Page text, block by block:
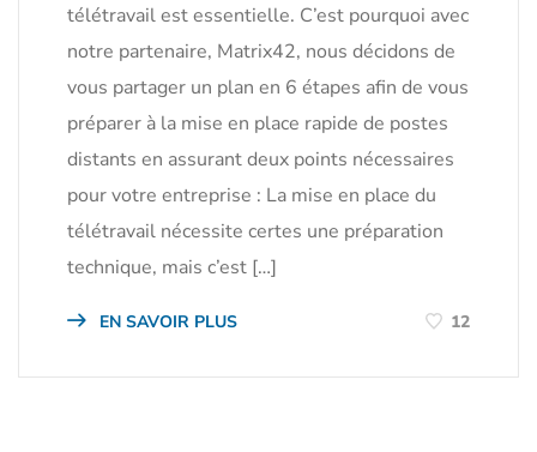
télétravail est essentielle. C’est pourquoi avec
notre partenaire, Matrix42, nous décidons de
vous partager un plan en 6 étapes afin de vous
préparer à la mise en place rapide de postes
distants en assurant deux points nécessaires
pour votre entreprise : La mise en place du
télétravail nécessite certes une préparation
technique, mais c’est […]
EN SAVOIR PLUS 12